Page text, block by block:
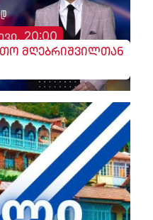
20:00
მღებრიშვილთან